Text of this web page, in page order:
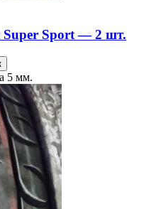
Super Sport — 2 шт.
5 мм.